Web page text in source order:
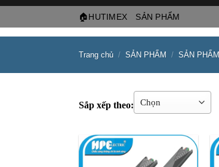
🏠HUTIMEX SẢN PHẨM
Trang chủ / SẢN PHẨM / SẢN PHẨM
Sắp xếp theo: